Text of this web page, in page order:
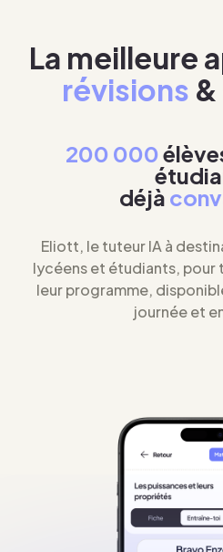
La meilleure
révisions &
200 000
déjà
Eliott, le tuteur IA à
lycéens et étudiants, pour
leur programme,
journée et